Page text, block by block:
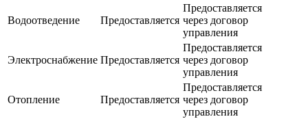
Водоотведение Предоставляется
Предоставляется
через договор
управления
Электроснабжение Предоставляется
Предоставляется
через договор
управления
Отопление Предоставляется
Предоставляется
через договор
управления